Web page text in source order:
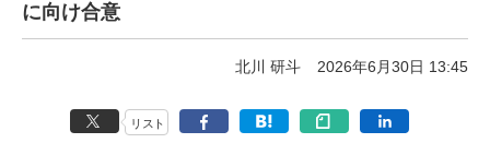
に向け合意
北川 研斗 2026年6月30日 13:45
リスト